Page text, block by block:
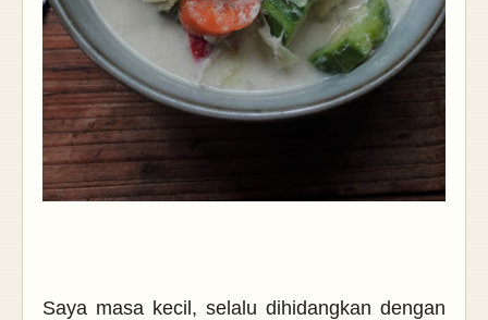
Saya masa kecil, selalu dihidangkan dengan